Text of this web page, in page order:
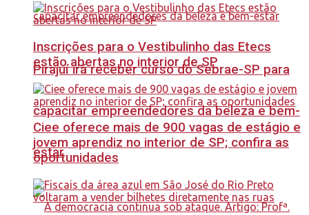
Pirajuí irá receber curso do Sebrae-SP para
capacitar empreendedores da beleza e bem-
estar
Inscrições para o Vestibulinho das Etecs
estão abertas no interior de SP
Ciee oferece mais de 900 vagas de estágio e
jovem aprendiz no interior de SP; confira as
oportunidades